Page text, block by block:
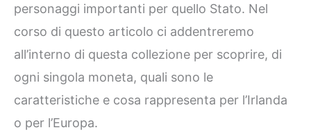
personaggi importanti per quello Stato. Nel
corso di questo articolo ci addentreremo
all’interno di questa collezione per scoprire, di
ogni singola moneta, quali sono le
caratteristiche e cosa rappresenta per l’Irlanda
o per l’Europa.